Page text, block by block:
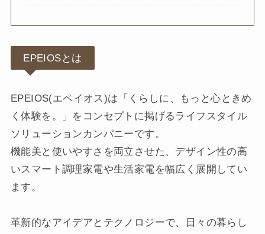
EPEIOSとは
EPEIOS(エペイオス)は「くらしに、もっと心ときめ
く体験を。」をコンセプトに掲げるライフスタイル
ソリューションカンパニーです。
機能美と使いやすさを両立させた、デザイン性の高
いスマート調理家電や生活家電を幅広く展開してい
ます。
革新的なアイデアとテクノロジーで、日々の暮らし